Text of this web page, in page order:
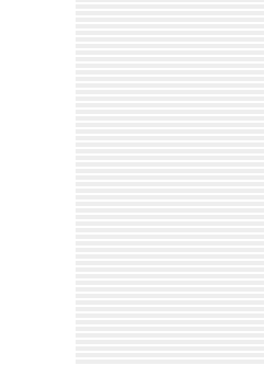
ジングオイル
ンス
ブリュレ
ローション
トナーＮ・３本セット
ワートリートメントブースター
スペシャルマスク
ンジ
ーキティ（いちごちゃん）
ーキティ（だるまちゃん）
ローキティ（忍者）
ーキティ（ひょっとこ）
ローキティ（カワイイ☆ナベユカ）